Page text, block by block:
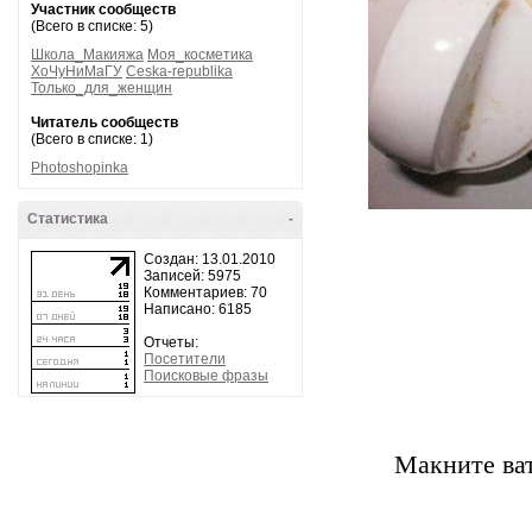
Участник сообществ
(Всего в списке: 5)
Школа_Макияжа Моя_косметика
ХоЧуНиМаГУ Ceska-republika
Только_для_женщин
Читатель сообществ
(Всего в списке: 1)
Photoshopinka
-
Статистика
Создан: 13.01.2010
Записей: 5975
Комментариев: 70
Написано: 6185
Отчеты:
Посетители
Поисковые фразы
Макните